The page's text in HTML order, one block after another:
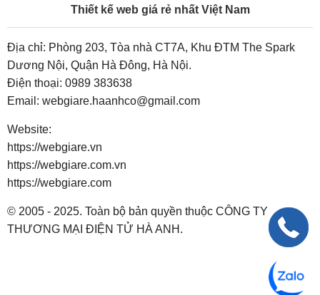
Thiết kế web giá rẻ nhất Việt Nam
Địa chỉ: Phòng 203, Tòa nhà CT7A, Khu ĐTM The Spark
Dương Nội, Quận Hà Đông, Hà Nội.
Điện thoại: 0989 383638
Email: webgiare.haanhco@gmail.com
Website:
https://webgiare.vn
https://webgiare.com.vn
https://webgiare.com
© 2005 - 2025. Toàn bộ bản quyền thuộc CÔNG TY
THƯƠNG MẠI ĐIỆN TỬ HÀ ANH.